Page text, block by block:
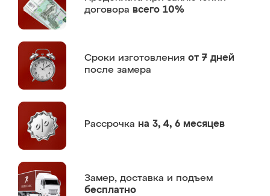
договора всего 10%
Сроки изготовления от 7 дней
после замера
Рассрочка на 3, 4, 6 месяцев
Замер, доставка и подъем
бесплатно